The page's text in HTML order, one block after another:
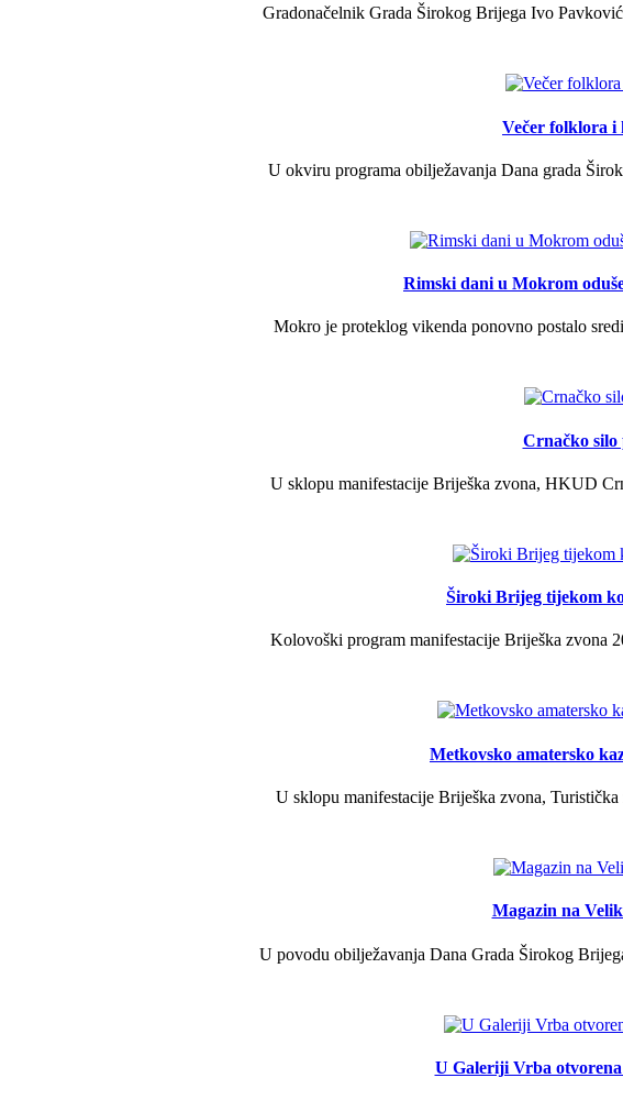
Gradonačelnik Grada Širokog Brijega Ivo
Večer folklora i
U okviru programa obilježavanja Dana grada
Rimski dani u Mokrom
Mokro je proteklog vikenda ponovno postalo
Crnačko
U sklopu manifestacije Briješka zvona, HKUD
Široki Brijeg tijekom
Kolovoški program manifestacije Briješka zvona
Metkovsko amatersko
U sklopu manifestacije Briješka zvona,
Magazin na
U povodu obilježavanja Dana Grada Širokog
U Galeriji Vrba